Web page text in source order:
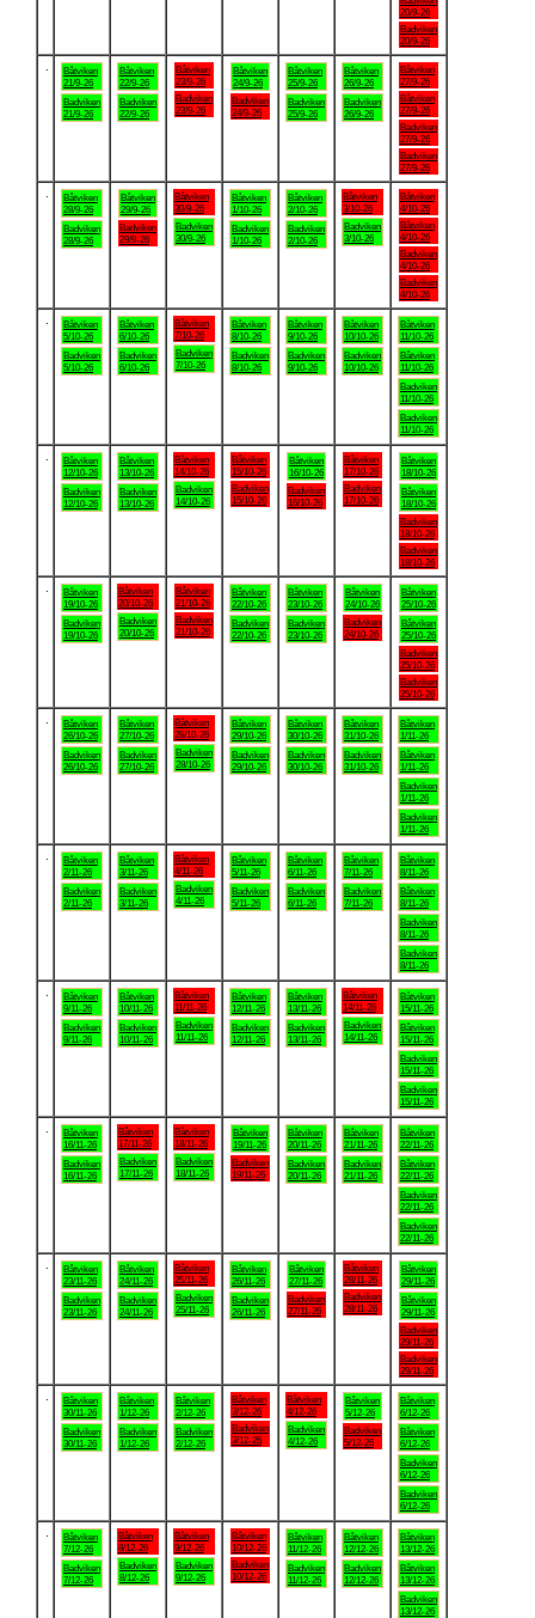
20/9-26
Badviken
20/9-26
Båtviken
21/9-26
Badviken
21/9-26
Båtviken
22/9-26
Badviken
22/9-26
Båtviken
23/9-26
Badviken
23/9-26
Båtviken
24/9-26
Badviken
24/9-26
Båtviken
25/9-26
Badviken
25/9-26
Båtviken
26/9-26
Badviken
26/9-26
Båtviken
27/9-26
Båtviken
27/9-26
Badviken
27/9-26
Badviken
27/9-26
Båtviken
28/9-26
Badviken
28/9-26
Båtviken
29/9-26
Badviken
29/9-26
Båtviken
30/9-26
Badviken
30/9-26
Båtviken
1/10-26
Badviken
1/10-26
Båtviken
2/10-26
Badviken
2/10-26
Båtviken
3/10-26
Badviken
3/10-26
Båtviken
4/10-26
Båtviken
4/10-26
Badviken
4/10-26
Badviken
4/10-26
Båtviken
5/10-26
Badviken
5/10-26
Båtviken
6/10-26
Badviken
6/10-26
Båtviken
7/10-26
Badviken
7/10-26
Båtviken
8/10-26
Badviken
8/10-26
Båtviken
9/10-26
Badviken
9/10-26
Båtviken
10/10-26
Badviken
10/10-26
Båtviken
11/10-26
Båtviken
11/10-26
Badviken
11/10-26
Badviken
11/10-26
Båtviken
12/10-26
Badviken
12/10-26
Båtviken
13/10-26
Badviken
13/10-26
Båtviken
14/10-26
Badviken
14/10-26
Båtviken
15/10-26
Badviken
15/10-26
Båtviken
16/10-26
Badviken
16/10-26
Båtviken
17/10-26
Badviken
17/10-26
Båtviken
18/10-26
Båtviken
18/10-26
Badviken
18/10-26
Badviken
18/10-26
Båtviken
19/10-26
Badviken
19/10-26
Båtviken
20/10-26
Badviken
20/10-26
Båtviken
21/10-26
Badviken
21/10-26
Båtviken
22/10-26
Badviken
22/10-26
Båtviken
23/10-26
Badviken
23/10-26
Båtviken
24/10-26
Badviken
24/10-26
Båtviken
25/10-26
Båtviken
25/10-26
Badviken
25/10-26
Badviken
25/10-26
Båtviken
26/10-26
Badviken
26/10-26
Båtviken
27/10-26
Badviken
27/10-26
Båtviken
28/10-26
Badviken
28/10-26
Båtviken
29/10-26
Badviken
29/10-26
Båtviken
30/10-26
Badviken
30/10-26
Båtviken
31/10-26
Badviken
31/10-26
Båtviken
1/11-26
Båtviken
1/11-26
Badviken
1/11-26
Badviken
1/11-26
Båtviken
2/11-26
Badviken
2/11-26
Båtviken
3/11-26
Badviken
3/11-26
Båtviken
4/11-26
Badviken
4/11-26
Båtviken
5/11-26
Badviken
5/11-26
Båtviken
6/11-26
Badviken
6/11-26
Båtviken
7/11-26
Badviken
7/11-26
Båtviken
8/11-26
Båtviken
8/11-26
Badviken
8/11-26
Badviken
8/11-26
Båtviken
9/11-26
Badviken
9/11-26
Båtviken
10/11-26
Badviken
10/11-26
Båtviken
11/11-26
Badviken
11/11-26
Båtviken
12/11-26
Badviken
12/11-26
Båtviken
13/11-26
Badviken
13/11-26
Båtviken
14/11-26
Badviken
14/11-26
Båtviken
15/11-26
Båtviken
15/11-26
Badviken
15/11-26
Badviken
15/11-26
Båtviken
16/11-26
Badviken
16/11-26
Båtviken
17/11-26
Badviken
17/11-26
Båtviken
18/11-26
Badviken
18/11-26
Båtviken
19/11-26
Badviken
19/11-26
Båtviken
20/11-26
Badviken
20/11-26
Båtviken
21/11-26
Badviken
21/11-26
Båtviken
22/11-26
Båtviken
22/11-26
Badviken
22/11-26
Badviken
22/11-26
Båtviken
23/11-26
Badviken
23/11-26
Båtviken
24/11-26
Badviken
24/11-26
Båtviken
25/11-26
Badviken
25/11-26
Båtviken
26/11-26
Badviken
26/11-26
Båtviken
27/11-26
Badviken
27/11-26
Båtviken
28/11-26
Badviken
28/11-26
Båtviken
29/11-26
Båtviken
29/11-26
Badviken
29/11-26
Badviken
29/11-26
Båtviken
30/11-26
Badviken
30/11-26
Båtviken
1/12-26
Badviken
1/12-26
Båtviken
2/12-26
Badviken
2/12-26
Båtviken
3/12-26
Badviken
3/12-26
Båtviken
4/12-26
Badviken
4/12-26
Båtviken
5/12-26
Badviken
5/12-26
Båtviken
6/12-26
Båtviken
6/12-26
Badviken
6/12-26
Badviken
6/12-26
Båtviken
7/12-26
Badviken
7/12-26
Båtviken
8/12-26
Badviken
8/12-26
Båtviken
9/12-26
Badviken
9/12-26
Båtviken
10/12-26
Badviken
10/12-26
Båtviken
11/12-26
Badviken
11/12-26
Båtviken
12/12-26
Badviken
12/12-26
Båtviken
13/12-26
Båtviken
13/12-26
Badviken
13/12-26